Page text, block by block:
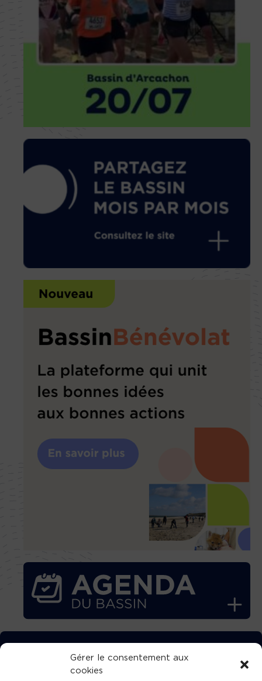
Gérer le consentement aux
cookies
TÉLÉCHARGEZ GRATUITEMENT
L’APPLICATION TVBA !